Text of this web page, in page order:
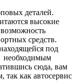
деталей.
высокие
средств.
под
необходимым
сюда, вам
так как автосервис